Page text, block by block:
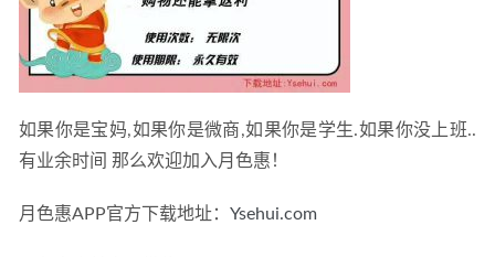
如果你是宝妈,如果你是微商,如果你是学生.如果你没上班..
有业余时间 那么欢迎加入月色惠！
月色惠APP官方下载地址： Ysehui.com